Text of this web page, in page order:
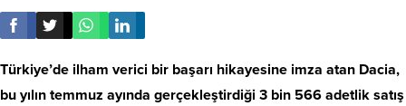
Türkiye’de ilham verici bir başarı hikayesine imza atan Dacia,
bu yılın temmuz ayında gerçekleştirdiği 3 bin 566 adetlik satış